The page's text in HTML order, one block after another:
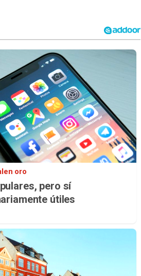
oro
pero sí
útiles